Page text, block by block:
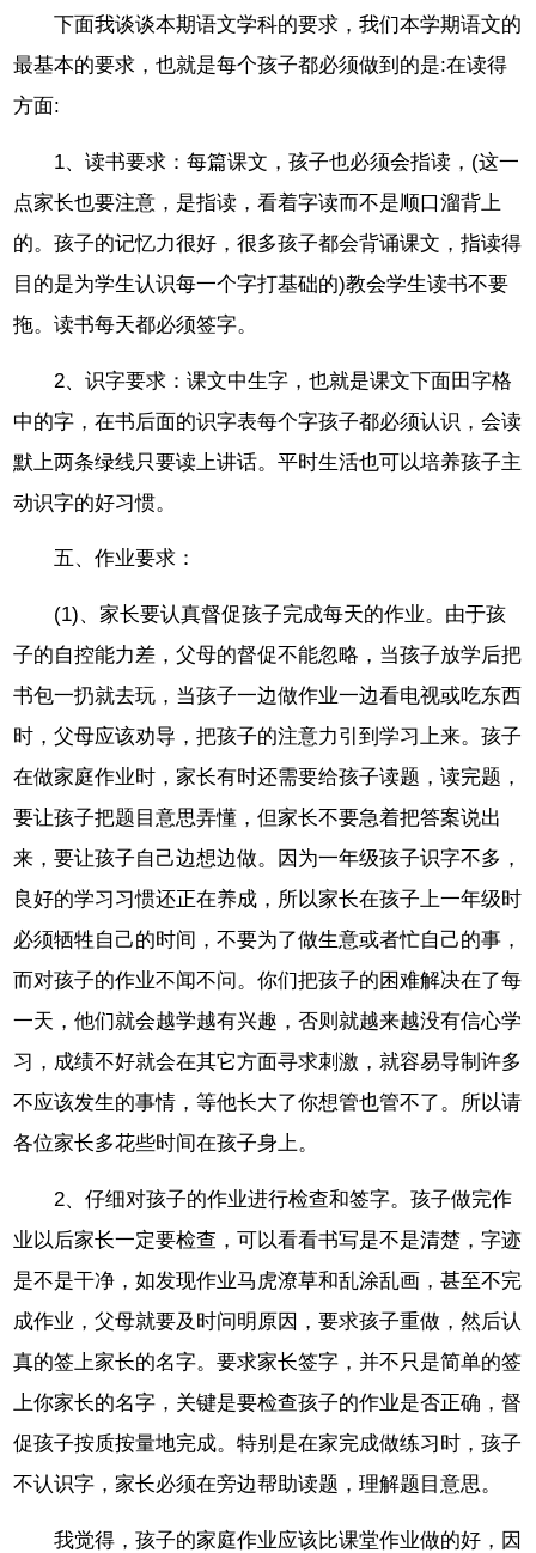
下面我谈谈本期语文学科的要求，我们本学期语文的
最基本的要求，也就是每个孩子都必须做到的是:在读得
方面:
1、读书要求：每篇课文，孩子也必须会指读，(这一
点家长也要注意，是指读，看着字读而不是顺口溜背上
的。孩子的记忆力很好，很多孩子都会背诵课文，指读得
目的是为学生认识每一个字打基础的)教会学生读书不要
拖。读书每天都必须签字。
2、识字要求：课文中生字，也就是课文下面田字格
中的字，在书后面的识字表每个字孩子都必须认识，会读
默上两条绿线只要读上讲话。平时生活也可以培养孩子主
动识字的好习惯。
五、作业要求：
(1)、家长要认真督促孩子完成每天的作业。由于孩
子的自控能力差，父母的督促不能忽略，当孩子放学后把
书包一扔就去玩，当孩子一边做作业一边看电视或吃东西
时，父母应该劝导，把孩子的注意力引到学习上来。孩子
在做家庭作业时，家长有时还需要给孩子读题，读完题，
要让孩子把题目意思弄懂，但家长不要急着把答案说出
来，要让孩子自己边想边做。因为一年级孩子识字不多，
良好的学习习惯还正在养成，所以家长在孩子上一年级时
必须牺牲自己的时间，不要为了做生意或者忙自己的事，
而对孩子的作业不闻不问。你们把孩子的困难解决在了每
一天，他们就会越学越有兴趣，否则就越来越没有信心学
习，成绩不好就会在其它方面寻求刺激，就容易导制许多
不应该发生的事情，等他长大了你想管也管不了。所以请
各位家长多花些时间在孩子身上。
2、仔细对孩子的作业进行检查和签字。孩子做完作
业以后家长一定要检查，可以看看书写是不是清楚，字迹
是不是干净，如发现作业马虎潦草和乱涂乱画，甚至不完
成作业，父母就要及时问明原因，要求孩子重做，然后认
真的签上家长的名字。要求家长签字，并不只是简单的签
上你家长的名字，关键是要检查孩子的作业是否正确，督
促孩子按质按量地完成。特别是在家完成做练习时，孩子
不认识字，家长必须在旁边帮助读题，理解题目意思。
我觉得，孩子的家庭作业应该比课堂作业做的好，因